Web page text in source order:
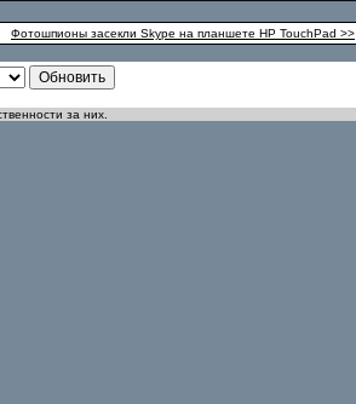
Фотошпионы засекли Skype на планшете HP TouchPad >>
за них.